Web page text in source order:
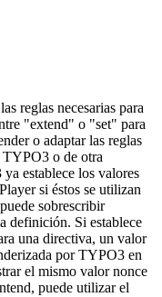
reglas necesarias para
"extend" o "set" para
o adaptar las reglas
o de otra
establece los valores
si éstos se utilizan
sobrescribir
definición. Si establece
una directiva, un valor
por TYPO3 en
el mismo valor nonce
puede utilizar el